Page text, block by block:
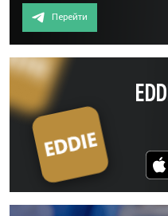
Перейти